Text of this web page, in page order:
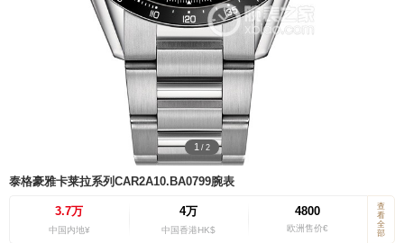
1 / 2
泰格豪雅卡莱拉系列CAR2A10.BA0799腕表
3.7万
中国内地¥
4万
中国香港HK$
4800
欧洲售价€
查
看
全
部